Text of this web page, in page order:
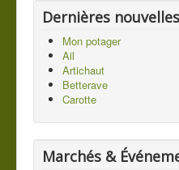
Dernières nouvelles
Mon potager
Ail
Artichaut
Betterave
Carotte
Marchés &